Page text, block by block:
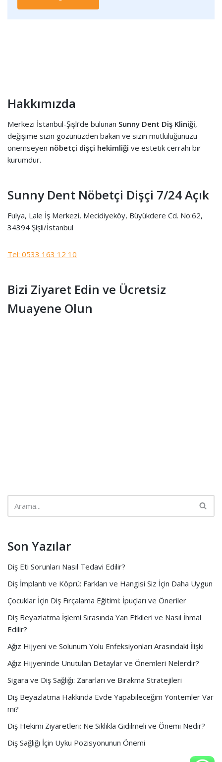
Hakkımızda
Merkezi İstanbul-Şişli’de bulunan Sunny Dent Diş Kliniği,
değişime sizin gözünüzden bakan ve sizin mutluluğunuzu
önemseyen nöbetçi dişçi hekimliği ve estetik cerrahi bir
kurumdur.
Sunny Dent Nöbetçi Dişçi 7/24 Açık
Fulya, Lale İş Merkezi, Mecidiyeköy, Büyükdere Cd. No:62,
34394 Şişli/İstanbul
Tel: 0533 163 12 10
Bizi Ziyaret Edin ve Ücretsiz
Muayene Olun
Son Yazılar
Diş Eti Sorunları Nasıl Tedavi Edilir?
Diş İmplantı ve Köprü: Farkları ve Hangisi Siz İçin Daha Uygun
Çocuklar İçin Diş Fırçalama Eğitimi: İpuçları ve Öneriler
Diş Beyazlatma İşlemi Sırasında Yan Etkileri ve Nasıl İhmal
Edilir?
Ağız Hijyeni ve Solunum Yolu Enfeksiyonları Arasındaki İlişki
Ağız Hijyeninde Unutulan Detaylar ve Önemleri Nelerdir?
Sigara ve Diş Sağlığı: Zararları ve Bırakma Stratejileri
Diş Beyazlatma Hakkında Evde Yapabileceğim Yöntemler Var
mı?
Diş Hekimi Ziyaretleri: Ne Sıklıkla Gidilmeli ve Önemi Nedir?
Diş Sağlığı İçin Uyku Pozisyonunun Önemi